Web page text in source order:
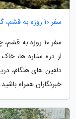
سفر 10 روزه به قشم، گردش در جزایر ناز، هنگام، هرمز و روستای لافت
سفر 10 روزه به
از دره ستاره ها،
دلفین های هنگام،
خبرنگاران همراه باشید.